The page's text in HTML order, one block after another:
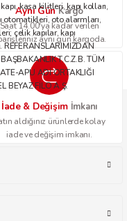
kasa kilitleri, kapı kolları,
otomatikleri, oto alarmları,
çelik kapılar, kapı
T.C.Z.B. TÜM
APU ADİ ORTAKLIĞI
BEYAZ FİLO A.Ş.
Aynı GünKargo
Saat 14.00'ya kadar verilen
aynı gün kargoda.
İade & Değişim İmkanı
aldığınız ürünlerde kolay
iade ve değişim imkanı.